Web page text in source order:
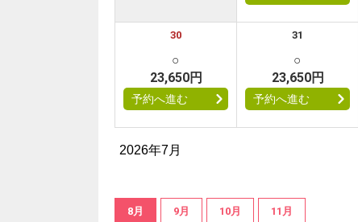
30
○
23,650円
予約へ進む
31
○
23,650円
予約へ進む
2026年7月
8月 9月 10月 11月